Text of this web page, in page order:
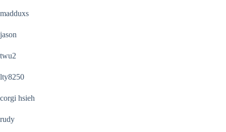
madduxs
jason
twu2
lty8250
corgi hsieh
rudy